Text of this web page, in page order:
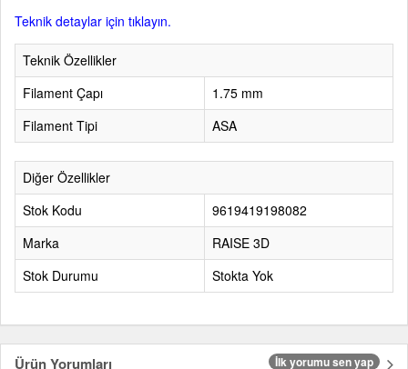
Teknik detaylar için tıklayın.
Teknik Özellikler
Filament Çapı
1.75 mm
Filament Tipi
ASA
Diğer Özellikler
Stok Kodu
9619419198082
Marka
RAISE 3D
Stok Durumu
Stokta Yok
Ürün Yorumları İlk yorumu sen yap